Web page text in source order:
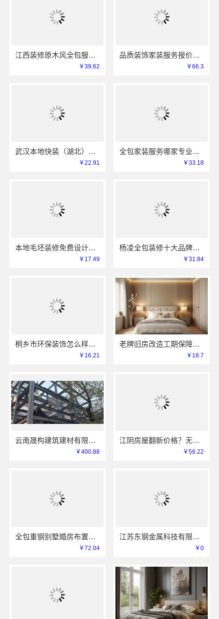
江西装修原木风全包服务-江西尚宅尚品新型环保材料有限公司
￥39.62
品质装饰家装服务报价，雅居美家性价比之选透明公开
￥66.3
武汉本地快装（湖北）科技有限公司同城不拖工家装，一口价透明服务
￥22.91
全包家装服务哪家专业佛山市雅居美家建筑装饰工程有限公司
￥33.18
本地毛坯装修免费设计环保选浙江臻美新型建材有限公司
￥17.49
杨凌全包装修十大品牌，中蓝建投（北京）建设有限公司武功分公司值得选择
￥31.84
桐乡市环保装饰怎么样，嘉兴锦居装饰材料有限公司放心之选
￥16.21
老牌旧房改造工期保障小户型选浙江臻美新型建材有限公司
￥18.7
云南晟构建筑建材有限公司，稳固抗震重钢装配式房报价
￥400.88
江阴房屋翻新价格？无锡亿莱居装饰工程材料有限公司透明报价
￥56.22
全包重钢别墅婚房布置，中蓝建投北京建设有限公司四川专业打造
￥72.04
江苏东钢金属科技有限公司：不锈钢衣柜定制工厂联系电话
￥0